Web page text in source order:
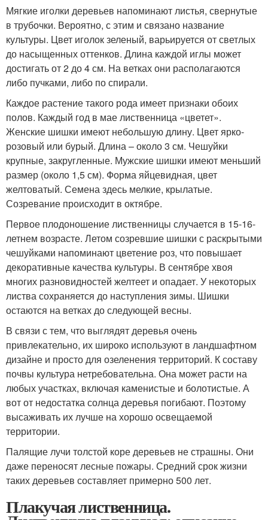
Мягкие иголки деревьев напоминают листья, свернутые
в трубочки. Вероятно, с этим и связано название
культуры. Цвет иголок зеленый, варьируется от светлых
до насыщенных оттенков. Длина каждой иглы может
достигать от 2 до 4 см. На ветках они располагаются
либо пучками, либо по спирали.
Каждое растение такого рода имеет признаки обоих
полов. Каждый год в мае лиственница «цветет».
Женские шишки имеют небольшую длину. Цвет ярко-
розовый или бурый. Длина – около 3 см. Чешуйки
крупные, закругленные. Мужские шишки имеют меньший
размер (около 1,5 см). Форма яйцевидная, цвет
желтоватый. Семена здесь мелкие, крылатые.
Созревание происходит в октябре.
Первое плодоношение лиственницы случается в 15-16-
летнем возрасте. Летом созревшие шишки с раскрытыми
чешуйками напоминают цветение роз, что повышает
декоративные качества культуры. В сентябре хвоя
многих разновидностей желтеет и опадает. У некоторых
листва сохраняется до наступления зимы. Шишки
остаются на ветках до следующей весны.
В связи с тем, что выглядят деревья очень
привлекательно, их широко используют в ландшафтном
дизайне и просто для озеленения территорий. К составу
почвы культура нетребовательна. Она может расти на
любых участках, включая каменистые и болотистые. А
вот от недостатка солнца деревья погибают. Поэтому
высаживать их лучше на хорошо освещаемой
территории.
Палящие лучи толстой коре деревьев не страшны. Они
даже переносят лесные пожары. Средний срок жизни
таких деревьев составляет примерно 500 лет.
Плакучая лиственница.